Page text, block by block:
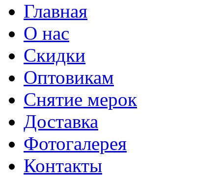
Главная
О нас
Скидки
Оптовикам
Снятие мерок
Доставка
Фотогалерея
Контакты